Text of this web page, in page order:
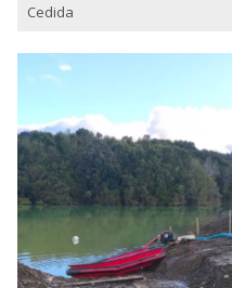
Cedida